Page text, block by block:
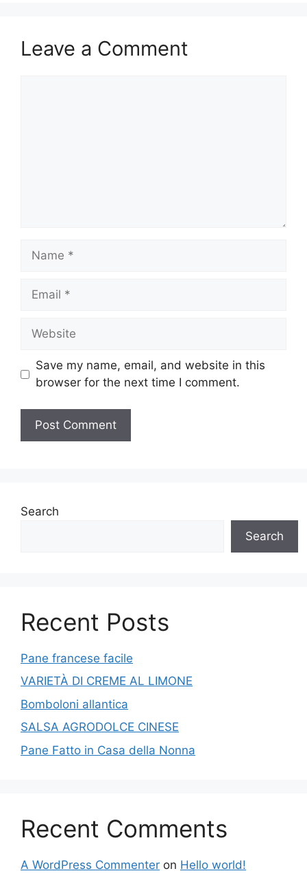
Leave a Comment
Name
Email
Website
Save my name, email, and website in this
browser for the next time I comment.
Search
Search
Recent Posts
Pane francese facile
VARIETÀ DI CREME AL LIMONE
Bomboloni allantica
SALSA AGRODOLCE CINESE
Pane Fatto in Casa della Nonna
Recent Comments
A WordPress Commenter on Hello world!